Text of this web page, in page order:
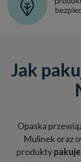
Jak
Opaska
Mulinek oraz
produkty